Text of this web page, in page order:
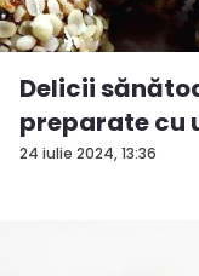
24 iulie 2024, 13:36
Delicii
preparate cu